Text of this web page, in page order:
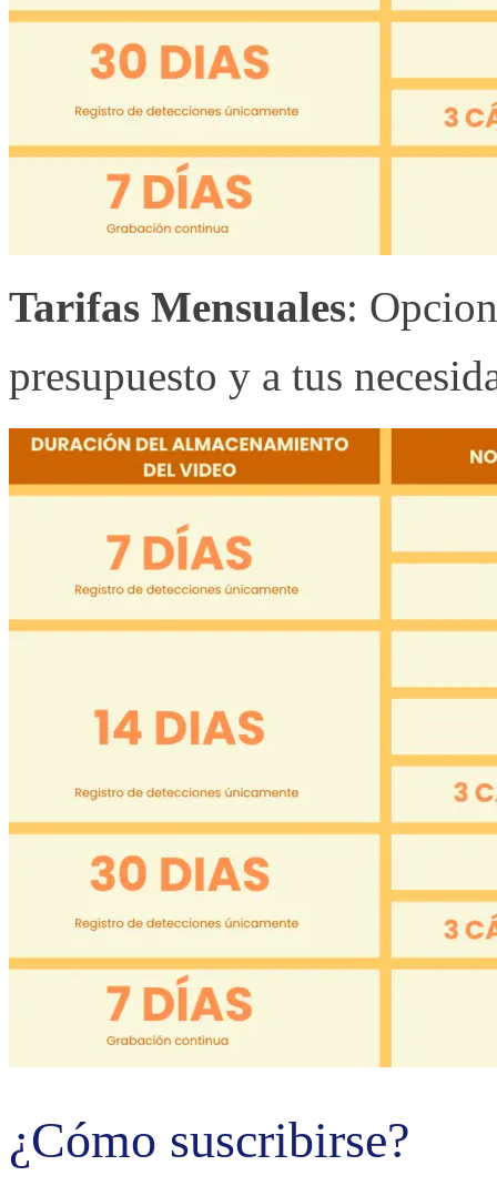
Tarifas Mensuales:
presupuesto y a tus
¿Cómo suscribirse?